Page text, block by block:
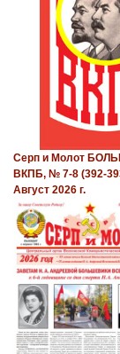
Серп и Молот
ВКПБ, № 7-8 (392-
Август 2026 г.